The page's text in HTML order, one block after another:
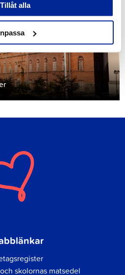
Tillåt alla
skolornas matsedel